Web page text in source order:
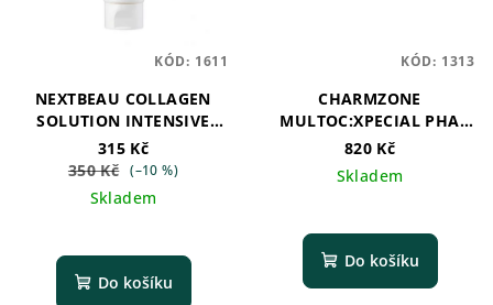
NEXTBEAU COLLAGEN
SOLUTION INTENSIVE
PEELING GEL
315 Kč
350 Kč (–10 %)
Skladem
Do košíku
KÓD: 1611
CHARMZONE
MULTOC:XPECIAL PHA
TURN OVER PAD
820 Kč
Skladem
Do košíku
KÓD: 1313